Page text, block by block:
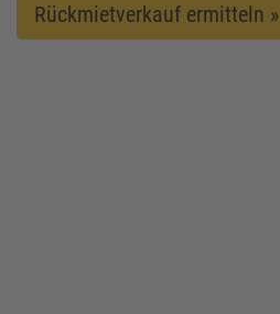
Rückmietverkauf ermitteln »